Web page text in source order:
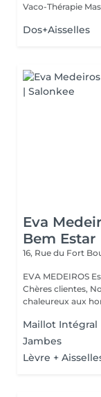
Vaco-Thérapie
Dos+Aisselles
Eva
Bem Estar
16, Rue du Fort
EVA MEDEIROS
Chères clientes,
chaleureux aux
Maillot Intégral
Jambes
Lèvre +